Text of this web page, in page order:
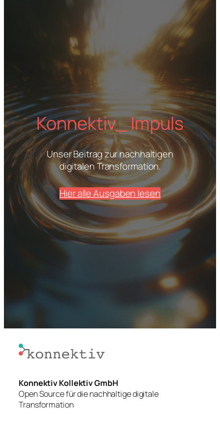
Konnektiv_ Impuls
Unser Beitrag zur nachhaltigen
digitalen Transformation.
Hier alle Ausgaben lesen
Konnektiv Kollektiv GmbH
Open Source für die nachhaltige digitale
Transformation